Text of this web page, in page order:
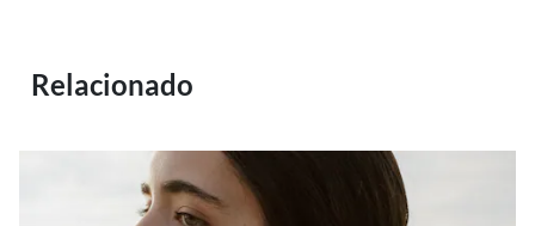
Relacionado